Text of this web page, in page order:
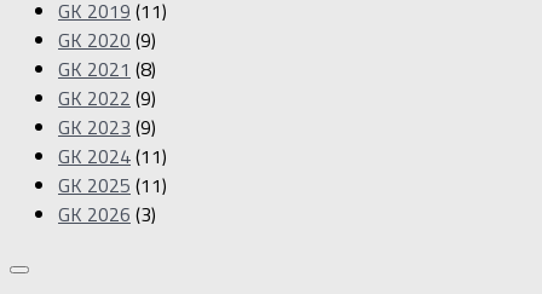
GK 2019 (11)
GK 2020 (9)
GK 2021 (8)
GK 2022 (9)
GK 2023 (9)
GK 2024(11)
GK 2025 (11)
GK 2026 (3)